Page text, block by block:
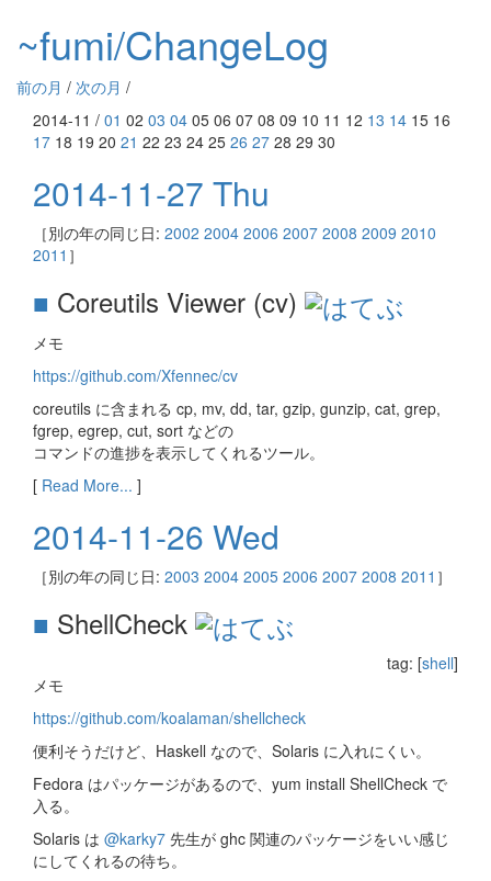
~fumi/ChangeLog
前の月 / 次の月 /
2014-11 / 01 02 03 04 05 06 07 08 09 10 11 12 13 14 15 16
17 18 19 20 21 22 23 24 25 26 27 28 29 30
2014-11-27 Thu
［別の年の同じ日: 2002 2004 2006 2007 2008 2009 2010
2011 ］
■ Coreutils Viewer (cv)
メモ
https://github.com/Xfennec/cv
coreutils に含まれる cp, mv, dd, tar, gzip, gunzip, cat, grep,
fgrep, egrep, cut, sort などの
コマンドの進捗を表示してくれるツール。
[ Read More... ]
2014-11-26 Wed
［別の年の同じ日: 2003 2004 2005 2006 2007 2008 2011 ］
■ ShellCheck
tag: [shell]
メモ
https://github.com/koalaman/shellcheck
便利そうだけど、Haskell なので、Solaris に入れにくい。
Fedora はパッケージがあるので、yum install ShellCheck で
入る。
Solaris は @karky7 先生が ghc 関連のパッケージをいい感じ
にしてくれるの待ち。